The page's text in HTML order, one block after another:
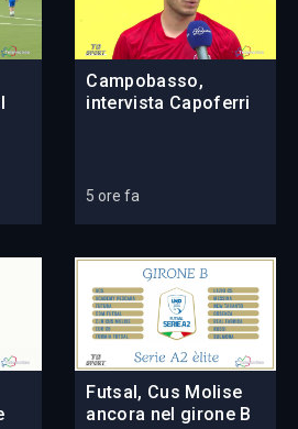
Campobasso,
intervista Capoferri
5 ore fa
Futsal, Cus Molise
ancora nel girone B